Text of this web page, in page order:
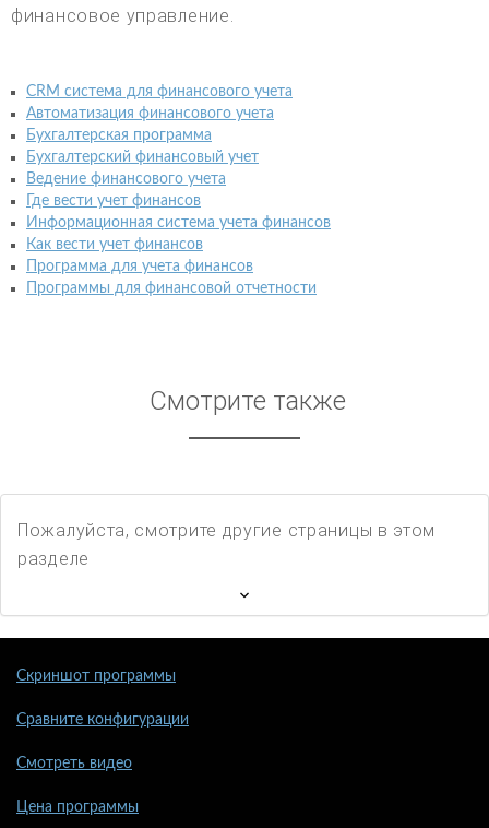
финансовое управление.
CRM система для финансового учета
Автоматизация финансового учета
Бухгалтерская программа
Бухгалтерский финансовый учет
Ведение финансового учета
Где вести учет финансов
Информационная система учета финансов
Как вести учет финансов
Программа для учета финансов
Программы для финансовой отчетности
Смотрите также
Пожалуйста, смотрите другие страницы в этом
разделе
Скриншот программы
Сравните конфигурации
Смотреть видео
Цена программы